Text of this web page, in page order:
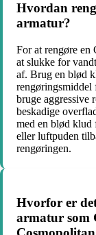
Hvordan
armatur?
For at rengøre en
at slukke for
af. Brug en blød
rengøringsmiddel
bruge aggressive
beskadige
med en blød klud
eller luftpuden
rengøringen.
Hvorfor er
armatur som